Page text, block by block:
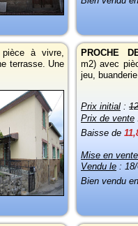
à vivre,
terrasse. Une
PROCHE
m2) avec
jeu,
Prix initial:
Prix de vente
Baisse de
Mise en
Vendu le :
Bien vendu